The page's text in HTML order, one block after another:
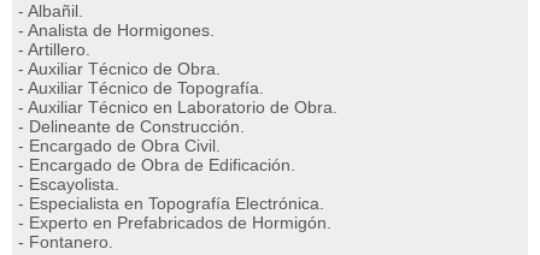
- Albañil.
- Analista de Hormigones.
- Artillero.
- Auxiliar Técnico de Obra.
- Auxiliar Técnico de Topografía.
- Auxiliar Técnico en Laboratorio de Obra.
- Delineante de Construcción.
- Encargado de Obra Civil.
- Encargado de Obra de Edificación.
- Escayolista.
- Especialista en Topografía Electrónica.
- Experto en Prefabricados de Hormigón.
- Fontanero.